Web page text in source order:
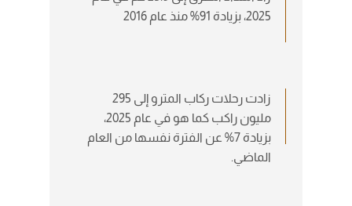
2025، بزيادة 91% منذ عام 2016
زادت رحلات ركاب المترو إلى 295
مليون راكب كما هو في عام 2025،
بزيادة 7% عن الفترة نفسها من العام
الماضي.